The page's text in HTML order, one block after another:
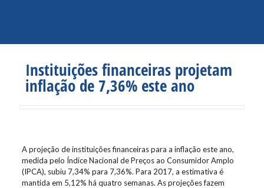
Instituições financeiras projetam
inflação de 7,36% este ano
A projeção de instituições financeiras para a inflação este ano,
medida pelo Índice Nacional de Preços ao Consumidor Amplo
(IPCA), subiu 7,34% para 7,36%. Para 2017, a estimativa é
mantida em 5,12% há quatro semanas. As projeções fazem